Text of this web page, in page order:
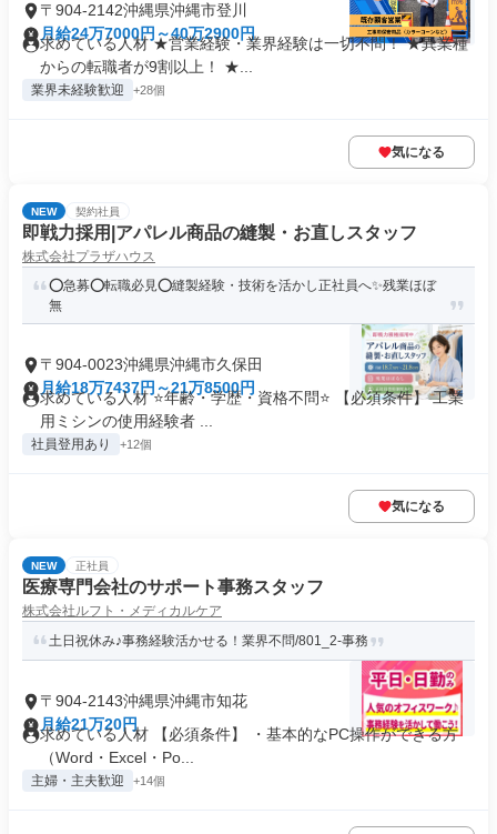
〒904-2142沖縄県沖縄市登川
月給24万7000円～40万2900円
求めている人材 ★営業経験・業界経験は一切不問！ ★異業種
からの転職者が9割以上！ ★...
業界未経験歓迎 +28個
気になる
NEW 契約社員
即戦力採用|アパレル商品の縫製・お直しスタッフ
株式会社プラザハウス
⭕急募⭕転職必見⭕縫製経験・技術を活かし正社員へ✨残業ほぼ
無
〒904-0023沖縄県沖縄市久保田
月給18万7437円～21万8500円
求めている人材 ⭐年齢・学歴・資格不問⭐ 【必須条件】 工業
用ミシンの使用経験者 ...
社員登用あり +12個
気になる
NEW 正社員
医療専門会社のサポート事務スタッフ
株式会社ルフト・メディカルケア
土日祝休み♪事務経験活かせる！業界不問/801_2-事務
〒904-2143沖縄県沖縄市知花
月給21万20円
求めている人材 【必須条件】 ・基本的なPC操作ができる方
（Word・Excel・Po...
主婦・主夫歓迎 +14個